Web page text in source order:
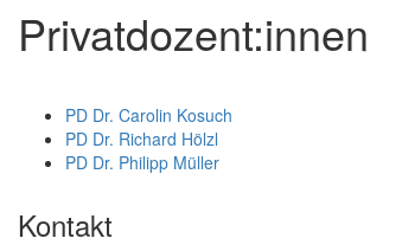
Privatdozent:innen
PD Dr. Carolin Kosuch
PD Dr. Richard Hölzl
PD Dr. Philipp Müller
Kontakt